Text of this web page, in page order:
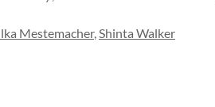
Mestemacher, Shinta Walker